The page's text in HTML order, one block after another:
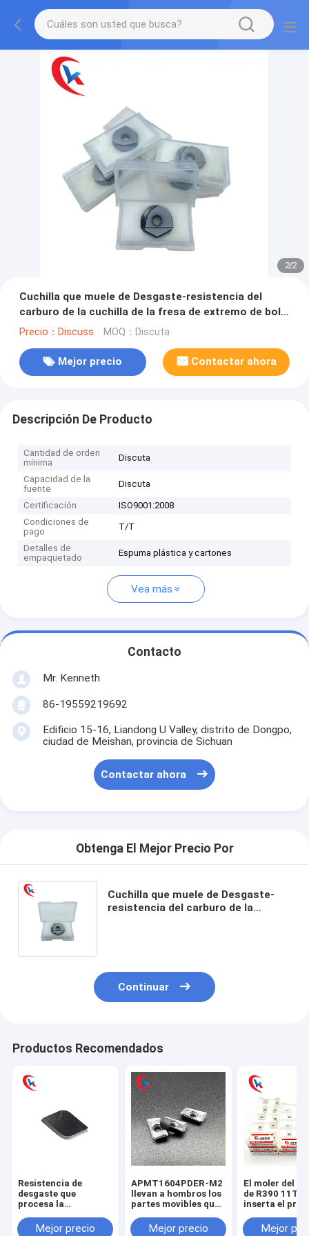
2/2
Cuchilla que muele de Desgaste-resistencia del
carburo de la cuchilla de la fresa de extremo de bola
de Hitachi Tong Insert R15
Precio：Discuss MOQ：Discuta
Mejor precio Contactar ahora
Descripción De Producto
Cantidad de orden
mínima
Discuta
Capacidad de la
fuente
Discuta
Certificación
ISO9001:2008
Condiciones de
pago
T/T
Detalles de
empaquetado
Espuma plástica y cartones
Vea más
Contacto
Mr. Kenneth
86-19559219692
Edificio 15-16, Liandong U Valley, distrito de Dongpo,
ciudad de Meishan, provincia de Sichuan
Contactar ahora
Obtenga El Mejor Precio Por
Cuchilla que muele de Desgaste-
resistencia del carburo de la
Continuar
Productos Recomendados
Resistencia de
desgaste que
procesa la
carburo no estándar
Mejor precio
APMT1604PDER-M2
llevan a hombros los
partes movibles que
las piezas de acero,
Mejor precio
El moler del
de R390
inserta el
partesMejor